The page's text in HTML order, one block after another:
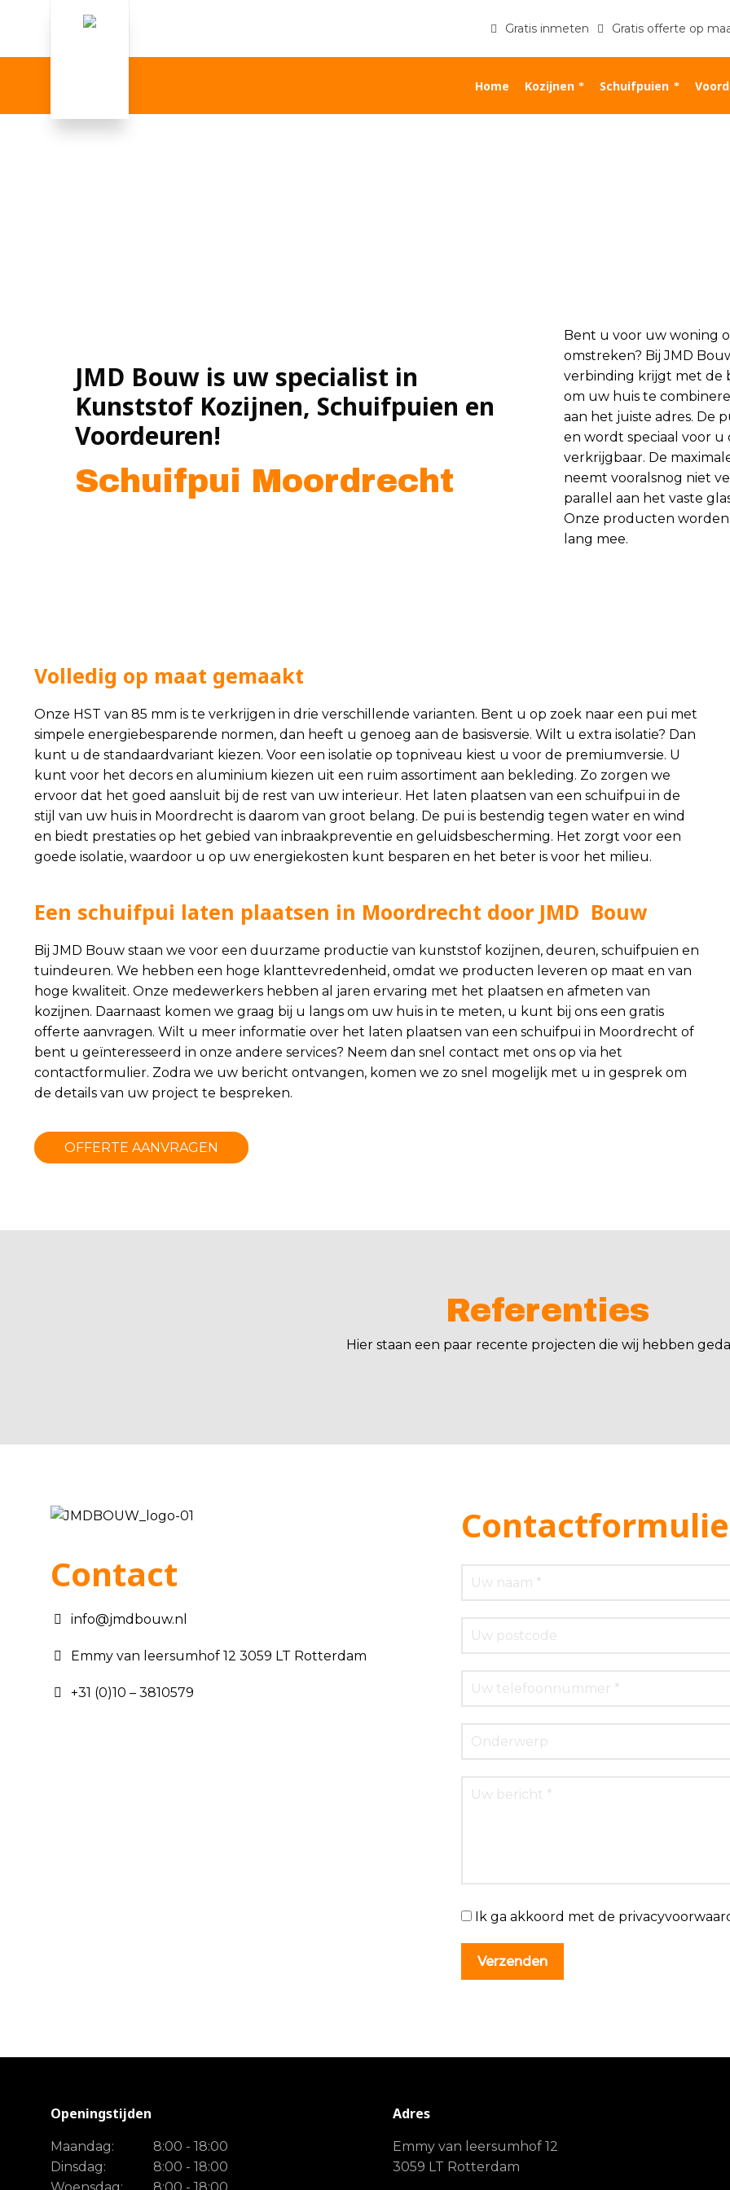
Gratis inmeten Gratis offerte op
Home Kozijnen Schuifpuien
JMD Bouw is uw specialist in
Kunststof Kozijnen, Schuifpuien en
Voordeuren!
Schuifpui Moordrecht
Bent u voor uw woning
omstreken? Bij JMD
verbinding krijgt met de
om uw huis te
aan het juiste adres. De
en wordt speciaal voor
verkrijgbaar. De
neemt vooralsnog niet
parallel aan het vaste
Onze producten
lang mee.
Volledig op maat gemaakt
Onze HST van 85 mm is te verkrijgen in drie verschillende varianten. Bent u op zoek naar een pui met
simpele energiebesparende normen, dan heeft u genoeg aan de basisversie. Wilt u extra isolatie? Dan
kunt u de standaardvariant kiezen. Voor een isolatie op topniveau kiest u voor de premiumversie. U
kunt voor het decors en aluminium kiezen uit een ruim assortiment aan bekleding. Zo zorgen we
ervoor dat het goed aansluit bij de rest van uw interieur. Het laten plaatsen van een schuifpui in de
stijl van uw huis in Moordrecht is daarom van groot belang. De pui is bestendig tegen water en wind
en biedt prestaties op het gebied van inbraakpreventie en geluidsbescherming. Het zorgt voor een
goede isolatie, waardoor u op uw energiekosten kunt besparen en het beter is voor het milieu.
Een schuifpui laten plaatsen in Moordrecht door JMD Bouw
Bij JMD Bouw staan we voor een duurzame productie van kunststof kozijnen, deuren, schuifpuien en
tuindeuren. We hebben een hoge klanttevredenheid, omdat we producten leveren op maat en van
hoge kwaliteit. Onze medewerkers hebben al jaren ervaring met het plaatsen en afmeten van
kozijnen. Daarnaast komen we graag bij u langs om uw huis in te meten, u kunt bij ons een gratis
offerte aanvragen. Wilt u meer informatie over het laten plaatsen van een schuifpui in Moordrecht of
bent u geïnteresseerd in onze andere services? Neem dan snel contact met ons op via het
contactformulier. Zodra we uw bericht ontvangen, komen we zo snel mogelijk met u in gesprek om
de details van uw project te bespreken.
OFFERTE AANVRAGEN
Referenties
Hier staan een paar recente projecten die wij hebben
Contact
info@jmdbouw.nl
Emmy van leersumhof 12 3059 LT Rotterdam
+31 (0)10 – 3810579
Ik ga akkoord met de
Openingstijden
Maandag:
8:00 - 18:00
Dinsdag:
8:00 - 18:00
Adres
Emmy van leersumhof 12
3059 LT Rotterdam